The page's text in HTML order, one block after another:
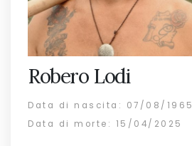
Robero Lodi
Data di nascita: 07/08/1965
Data di morte: 15/04/2025